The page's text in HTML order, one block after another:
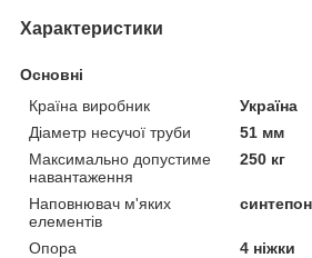
Характеристики
Основні
Країна виробник
Україна
Діаметр несучої труби
51 мм
Максимально допустиме
навантаження
250 кг
Наповнювач м'яких
елементів
синтепон
Опора
4 ніжки